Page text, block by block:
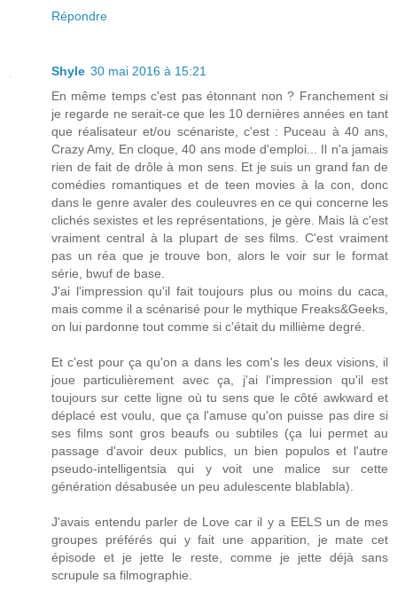
Répondre
Shyle 30 mai 2016 à 15:21
En même temps c'est pas étonnant non ? Franchement si
je regarde ne serait-ce que les 10 dernières années en tant
que réalisateur et/ou scénariste, c'est : Puceau à 40 ans,
Crazy Amy, En cloque, 40 ans mode d'emploi... Il n'a jamais
rien de fait de drôle à mon sens. Et je suis un grand fan de
comédies romantiques et de teen movies à la con, donc
dans le genre avaler des couleuvres en ce qui concerne les
clichés sexistes et les représentations, je gère. Mais là c'est
vraiment central à la plupart de ses films. C'est vraiment
pas un réa que je trouve bon, alors le voir sur le format
série, bwuf de base.
J'ai l'impression qu'il fait toujours plus ou moins du caca,
mais comme il a scénarisé pour le mythique Freaks&Geeks,
on lui pardonne tout comme si c'était du millième degré.
Et c'est pour ça qu'on a dans les com's les deux visions, il
joue particulièrement avec ça, j'ai l'impression qu'il est
toujours sur cette ligne où tu sens que le côté awkward et
déplacé est voulu, que ça l'amuse qu'on puisse pas dire si
ses films sont gros beaufs ou subtiles (ça lui permet au
passage d'avoir deux publics, un bien populos et l'autre
pseudo-intelligentsia qui y voit une malice sur cette
génération désabusée un peu adulescente blablabla).
J'avais entendu parler de Love car il y a EELS un de mes
groupes préférés qui y fait une apparition, je mate cet
épisode et je jette le reste, comme je jette déjà sans
scrupule sa filmographie.